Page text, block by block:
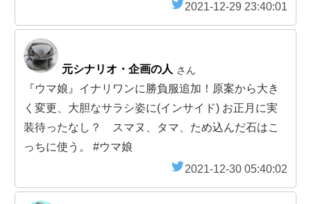
2021-12-29 23:40:01
元シナリオ・企画の人 さん
『ウマ娘』イナリワンに勝負服追加！原案から大き
く変更、大胆なサラシ姿に(インサイド) お正月に実
装待ったなし？ スマヌ、タマ、ため込んだ石はこ
っちに使う。 #ウマ娘
2021-12-30 05:40:02